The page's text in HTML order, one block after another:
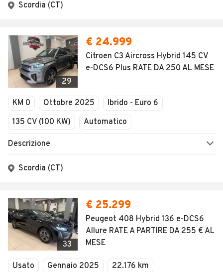
Scordia (CT)
29
€ 24.999
Citroen C3 Aircross Hybrid 145 CV
e-DCS6 Plus RATE DA 250 AL MESE
KM 0 Ottobre 2025
Ibrido - Euro 6
135 CV (100 KW)
Automatico
Descrizione
Scordia (CT)
33
€ 25.299
Peugeot 408 Hybrid 136 e-DCS6
Allure RATE A PARTIRE DA 255 € AL
MESE
Usato Gennaio 2025
22.176 km